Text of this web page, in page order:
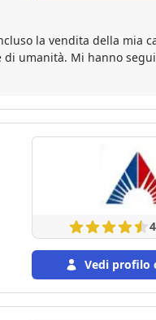
la vendita della mia
non solo
l'acquirente giusto
conteggi bancari).
per chi cerca serietà,
Vedi profilo